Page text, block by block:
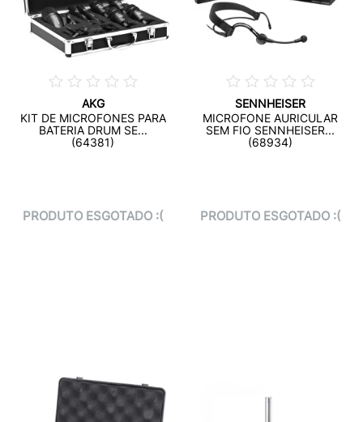
AKG
KIT DE MICROFONES PARA
BATERIA DRUM SE...
(64381)
PRODUTO ESGOTADO :(
SENNHEISER
MICROFONE AURICULAR
SEM FIO SENNHEISER...
(68934)
PRODUTO ESGOTADO :(